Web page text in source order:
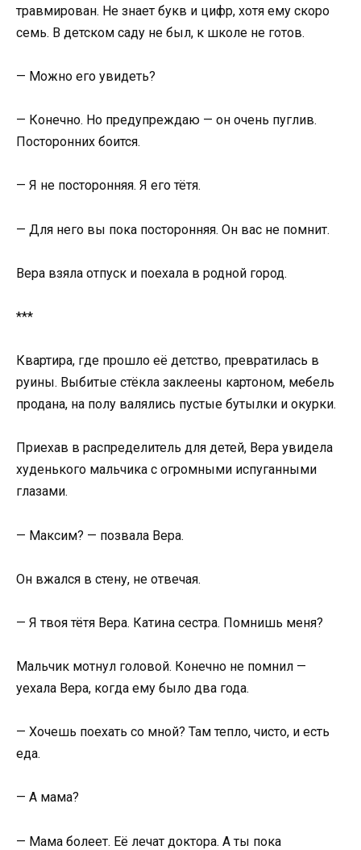
травмирован. Не знает букв и цифр, хотя ему скоро
семь. В детском саду не был, к школе не готов.
— Можно его увидеть?
— Конечно. Но предупреждаю — он очень пуглив.
Посторонних боится.
— Я не посторонняя. Я его тётя.
— Для него вы пока посторонняя. Он вас не помнит.
Вера взяла отпуск и поехала в родной город.
***
Квартира, где прошло её детство, превратилась в
руины. Выбитые стёкла заклеены картоном, мебель
продана, на полу валялись пустые бутылки и окурки.
Приехав в распределитель для детей, Вера увидела
худенького мальчика с огромными испуганными
глазами.
— Максим? — позвала Вера.
Он вжался в стену, не отвечая.
— Я твоя тётя Вера. Катина сестра. Помнишь меня?
Мальчик мотнул головой. Конечно не помнил —
уехала Вера, когда ему было два года.
— Хочешь поехать со мной? Там тепло, чисто, и есть
еда.
— А мама?
— Мама болеет. Её лечат доктора. А ты пока